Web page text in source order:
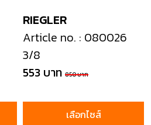
RIEGLER
Article no. : 080026
3/8
553 บาท 850 บาท
เลือกไซส์